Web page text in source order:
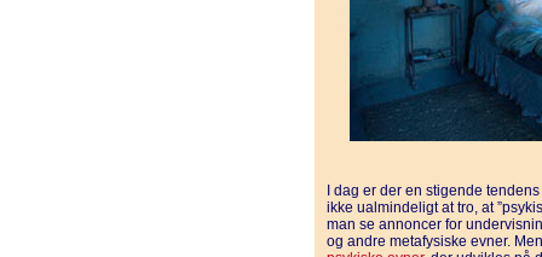
I dag er der en stigende
ikke ualmindeligt at tro, at
man se annoncer for
og andre metafysiske evner.